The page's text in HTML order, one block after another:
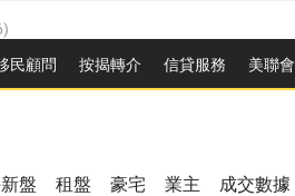
)
)
)
民顧問 按揭轉介 信貸服務 美聯會
盤 租盤 豪宅 業主 成交數據